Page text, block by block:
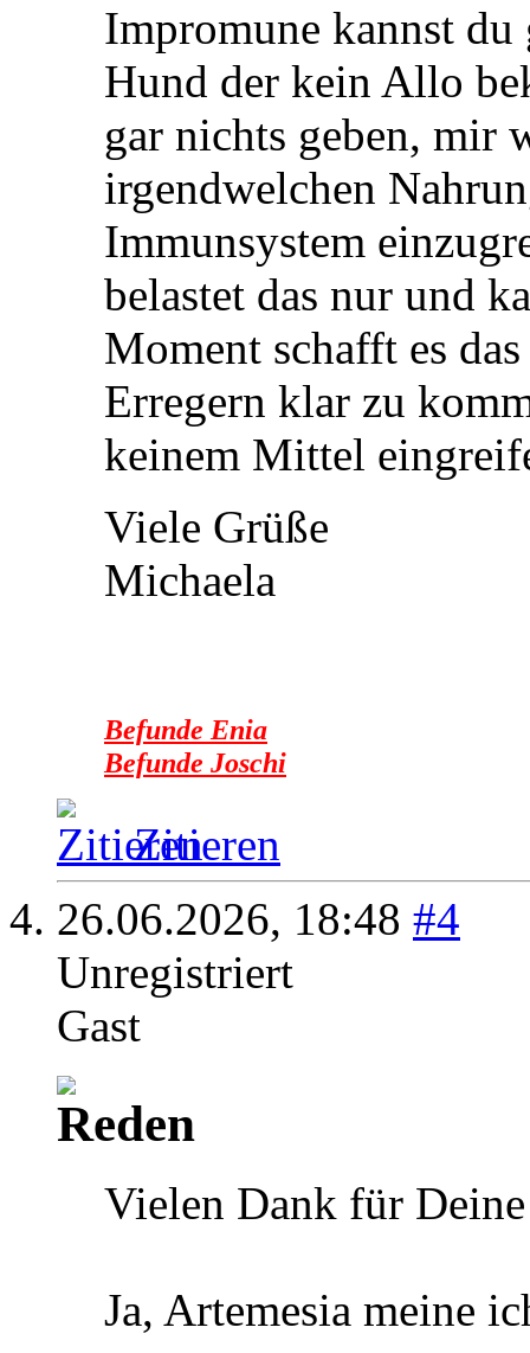
Impromune kannst du
Hund der kein Allo
gar nichts geben, mir
irgendwelchen
Immunsystem
belastet das nur und
Moment schafft es
Erregern klar zu
keinem Mittel
Viele Grüße
Michaela
Befunde Enia
Befunde Joschi
Zitieren
26.06.2026, 18:48 #4
Unregistriert
Gast
Vielen Dank für
Ja, Artemesia meine